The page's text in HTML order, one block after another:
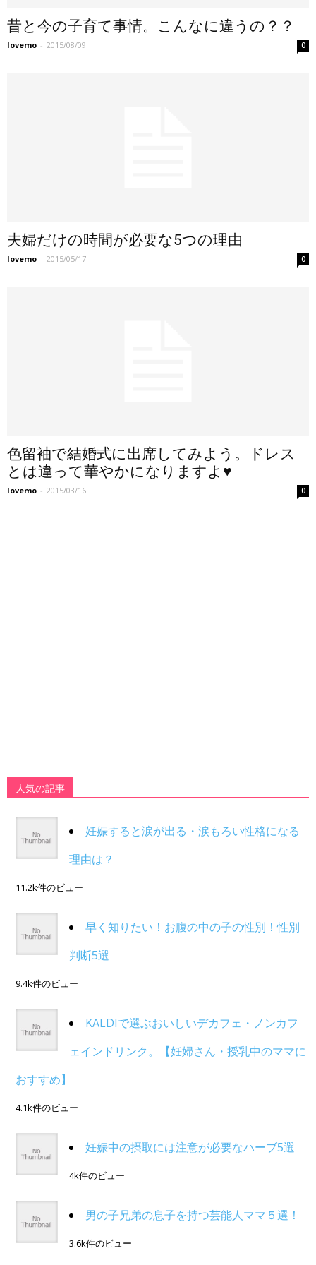
昔と今の子育て事情。こんなに違うの？？
lovemo - 2015/08/09 0
夫婦だけの時間が必要な5つの理由
lovemo - 2015/05/17 0
色留袖で結婚式に出席してみよう。ドレス
とは違って華やかになりますよ♥
lovemo - 2015/03/16 0
人気の記事
妊娠すると涙が出る・涙もろい性格になる
理由は？
11.2k件のビュー
早く知りたい！お腹の中の子の性別！性別
判断5選
9.4k件のビュー
KALDIで選ぶおいしいデカフェ・ノンカフ
ェインドリンク。【妊婦さん・授乳中のママに
おすすめ】
4.1k件のビュー
妊娠中の摂取には注意が必要なハーブ5選
4k件のビュー
男の子兄弟の息子を持つ芸能人ママ５選！
3.6k件のビュー